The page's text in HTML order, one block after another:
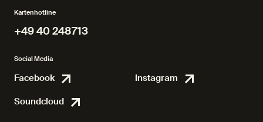
Kartenhotline
+49 40 248713
Social Media
Facebook FacebookInstagram
Soundcloud